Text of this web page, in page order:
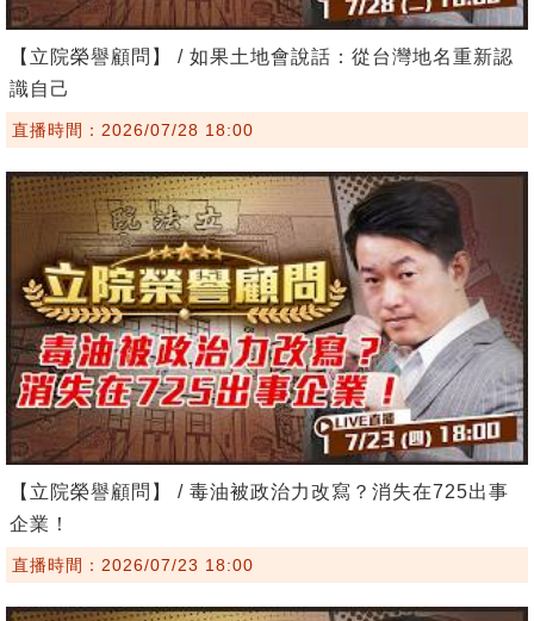
【立院榮譽顧問】 / 如果土地會說話：從台灣地名重新認
識自己
直播時間：2026/07/28 18:00
【立院榮譽顧問】 / 毒油被政治力改寫？消失在725出事
企業！
直播時間：2026/07/23 18:00